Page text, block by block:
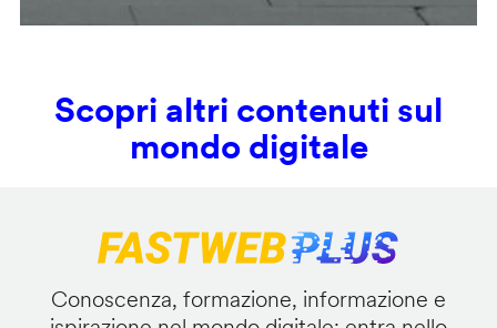
Scopri altri contenuti sul
mondo digitale
Conoscenza, formazione, informazione e